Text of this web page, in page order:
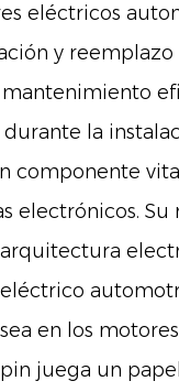
eléctricos
y
la
componente
electrónicos.
en los
juega un